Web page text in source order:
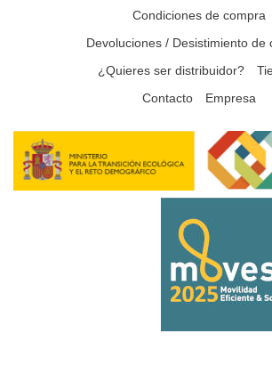
Condiciones de compra
Devoluciones / Desistimiento de
¿Quieres ser distribuidor?
Contacto
Empresa